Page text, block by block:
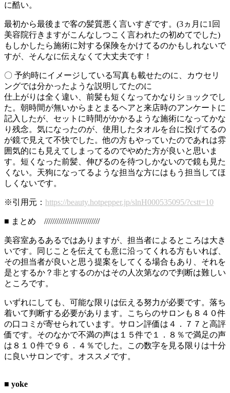
に酷い。
最初から最後まで客の髪質悪く言いすぎです。(3ヵ月に1回
美容院行きますがこんなしつこく言われたの初めてでした)
もしかしたら施術に対する保険をかけてるのかもしれないで
すが、そんなに伝えなくて大丈夫です！
〇 予約時にイメージしている写真も載せたのに、カウセリ
ングでは分かったような説明してたのに
仕上がりは全く違い、前髪も短くなってかなりショックでし
た。朝時間が無いからまとまるヘアと来店時のアンケートに
記入したが、セットに時間がかかるような施術になってかな
り残念。気になったのが、使用したタオルを台に投げてるの
が鏡で見えて不快でした。他の方もやっていたのであれは雰
囲気的にも見えてしまってるのでやめた方が良いと思いま
す。短くなった前髪、伸びるのを待つしかないので鏡も見た
くない。天狗になってるような担当な方にはもう担当してほ
しくないです。
※引用元： https://beauty.hotpepper.jp/slnH000535095/?cstt=10
■ まとめ ///////////////////////////
美容室あるあるではありますが、担当者によるところは大き
いです。同じことを伝えても意に沿ってくれる方もいれば、
その担当者が良いと思う提案をしてくる場合もあり、それを
是とするか？非とするのかはその人次第なので判断は難しい
ところです。
いずれにしても、可能な限りは伝える努力が必要です。落ち
着いて判断する必要があります。こちらのサロンも８４０件
の口コミが寄せられています。サロン評価は４．７７と高評
価です。そのなかで不満の声は１５件で１．８％で満足の声
は８１０件で９６．４％でした。この数字を見る限りは十分
に良いサロンです。オススメです。
■ yoke